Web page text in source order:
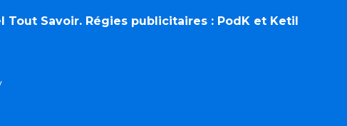
Tout Savoir. Régies publicitaires : PodK et Ketil